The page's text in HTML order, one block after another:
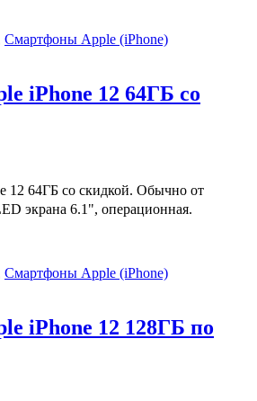
Смартфоны Apple (iPhone)
iPhone 12 64ГБ со
12 64ГБ со скидкой. Обычно от
экрана 6.1", операционная.
Смартфоны Apple (iPhone)
iPhone 12 128ГБ по